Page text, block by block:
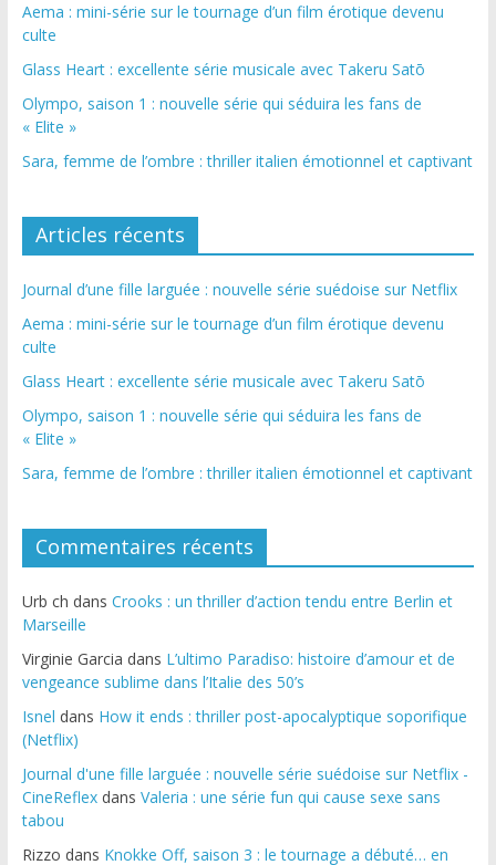
Aema : mini-série sur le tournage d’un film érotique devenu
culte
Glass Heart : excellente série musicale avec Takeru Satō
Olympo, saison 1 : nouvelle série qui séduira les fans de
« Elite »
Sara, femme de l’ombre : thriller italien émotionnel et captivant
Articles récents
Journal d’une fille larguée : nouvelle série suédoise sur Netflix
Aema : mini-série sur le tournage d’un film érotique devenu
culte
Glass Heart : excellente série musicale avec Takeru Satō
Olympo, saison 1 : nouvelle série qui séduira les fans de
« Elite »
Sara, femme de l’ombre : thriller italien émotionnel et captivant
Commentaires récents
Urb ch dans Crooks : un thriller d’action tendu entre Berlin et
Marseille
Virginie Garcia dans L’ultimo Paradiso: histoire d’amour et de
vengeance sublime dans l’Italie des 50’s
Isnel dans How it ends : thriller post-apocalyptique soporifique
(Netflix)
Journal d'une fille larguée : nouvelle série suédoise sur Netflix -
CineReflexdans Valeria : une série fun qui cause sexe sans
tabou
Rizzo dans Knokke Off, saison 3 : le tournage a débuté… en